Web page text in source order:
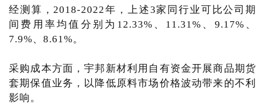
经测算，2018-2022年，上述3家同行业可比公司期
间费用率均值分别为12.33%、11.31%、9.17%、
7.9%、8.61%。
采购成本方面，宇邦新材利用自有资金开展商品期货
套期保值业务，以降低原料市场价格波动带来的不利
影响。